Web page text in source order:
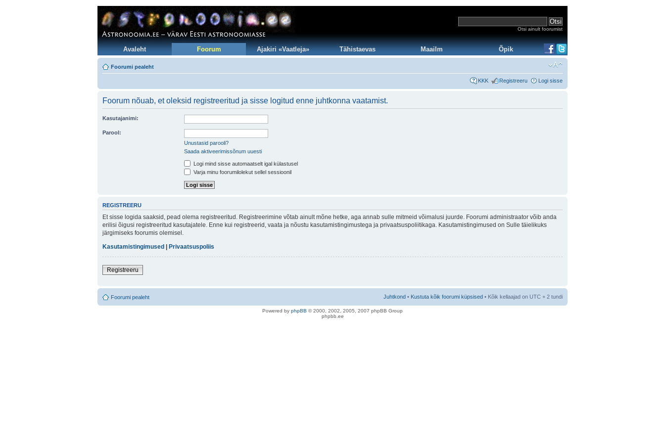
Otsi ainult foorumist
Avaleht Foorum Ajakiri «Vaatleja» Tähistaevas Maailm Õpik
Foorumi pealeht
KKK Registreeru Logi sisse
Foorum nõuab, et oleksid registreeritud ja sisse logitud enne juhtkonna vaatamist.
Kasutajanimi:
Parool:
Unustasid parooli?
Saada aktiveerimissõnum uuesti
Logi mind sisse automaatselt igal külastusel
Varja minu foorumilolekut sellel sessioonil
REGISTREERU
Et sisse logida saaksid, pead olema registreeritud. Registreerimine võtab ainult mõne hetke, aga annab sulle mitmeid võimalusi juurde. Foorumi administraator võib anda
erilisi õigusi registreeritud kasutajatele. Enne kui registreerid, vaata ja nõustu kasutamistingimustega ja privaatsuspoliitikaga. Kasutamistingimused on Sulle täielikuks
järgimiseks foorumis olemisel.
Kasutamistingimused | Privaatsuspoliis
Registreeru
Foorumi pealeht Juhtkond • Kustuta kõik foorumi küpsised • Kõik kellaajad on UTC + 2 tundi
Powered by phpBB © 2000, 2002, 2005, 2007 phpBB Group
phpbb.ee